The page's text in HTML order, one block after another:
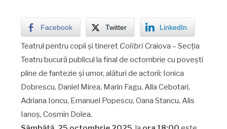
COMMENTS
Facebook Twitter LinkedIn
Teatrul pentru copii și tineret ColibriCraiova – Secția
Teatru bucură publicul la final de octombrie cu povești
pline de fantezie și umor, alături de actorii: Ionica
Dobrescu, Daniel Mirea, Marin Fagu, Alla Cebotari,
Adriana Ioncu, Emanuel Popescu, Oana Stancu, Alis
Ianoș, Cosmin Dolea.